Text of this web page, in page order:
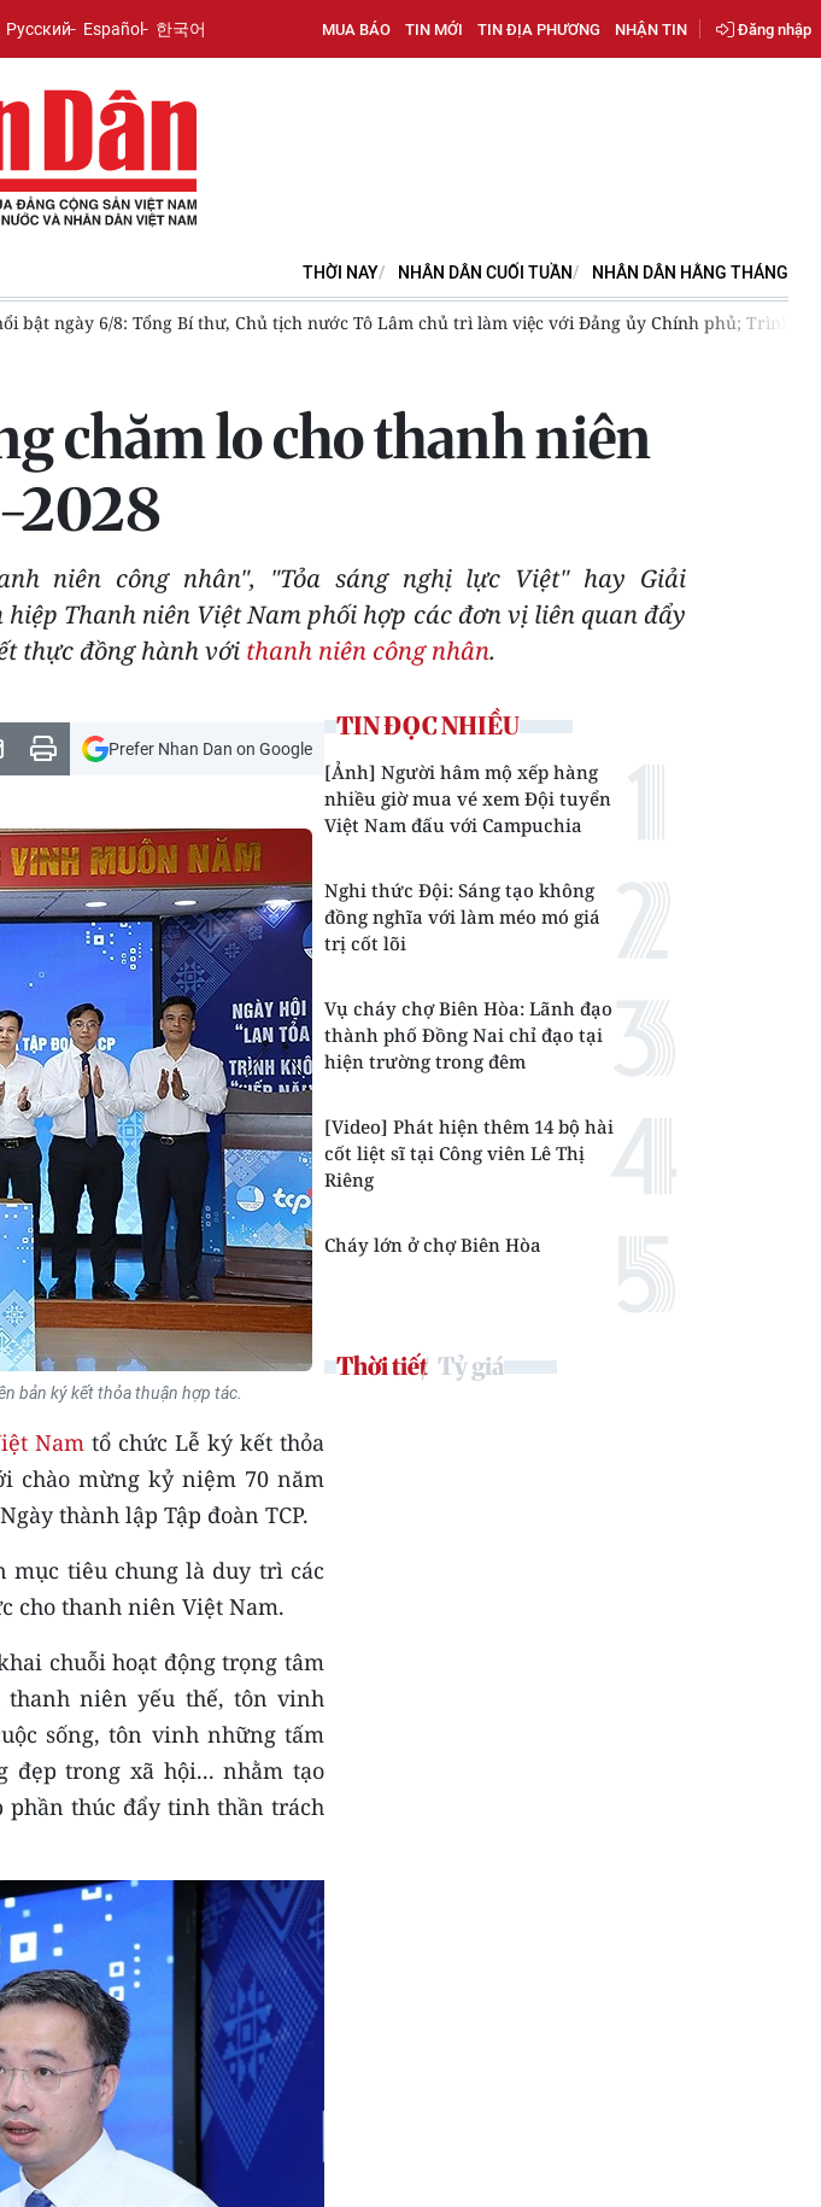
Русский Español 한국어 MUA BÁO TIN MỚI TIN ĐỊA PHƯƠNG NHẬN TIN Đăng nhập
THỜI NAY NHÂN DÂN CUỐI TUẦN NHÂN DÂN HẰNG THÁNG
bật ngày 6/8: Tổng Bí thư, Chủ tịch nước Tô Lâm chủ trì làm việc với Đảng ủy Chính phủ; Trình
chăm lo cho thanh niên
2028
niên công nhân", "Tỏa sáng nghị lực Việt" hay Giải
Thanh niên Việt Nam phối hợp các đơn vị liên quan đẩy
thực đồng hành với thanh niên công nhân.
Prefer Nhan Dan on Google
bản ký kết thỏa thuận hợp tác.
Nam tổ chức Lễ ký kết thỏa
chào mừng kỷ niệm 70 năm
thành lập Tập đoàn TCP.
mục tiêu chung là duy trì các
cho thanh niên Việt Nam.
chuỗi hoạt động trọng tâm
niên yếu thế, tôn vinh
sống, tôn vinh những tấm
đẹp trong xã hội... nhằm tạo
thúc đẩy tinh thần trách
TIN ĐỌC NHIỀU
[Ảnh] Người hâm mộ xếp hàng
nhiều giờ mua vé xem Đội tuyển
Việt Nam đấu với Campuchia
Nghi thức Đội: Sáng tạo không
đồng nghĩa với làm méo mó giá
trị cốt lõi
Vụ cháy chợ Biên Hòa: Lãnh đạo
thành phố Đồng Nai chỉ đạo tại
hiện trường trong đêm
[Video] Phát hiện thêm 14 bộ hài
cốt liệt sĩ tại Công viên Lê Thị
Riêng
Cháy lớn ở chợ Biên Hòa
Thời tiết Tỷ giá